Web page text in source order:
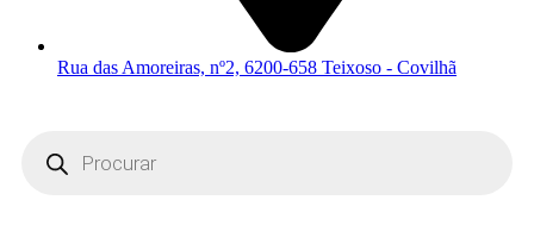
Rua das Amoreiras, nº2, 6200-658 Teixoso - Covilhã
search